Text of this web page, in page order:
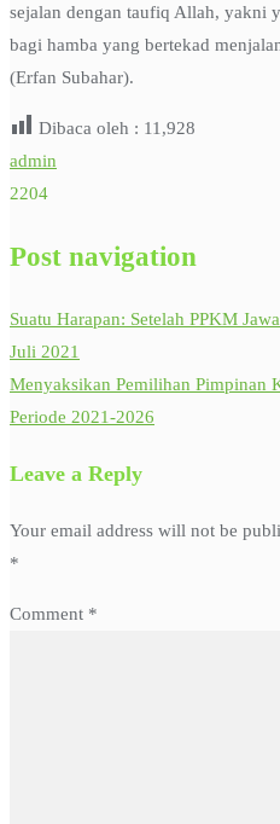
sejalan dengan taufiq Allah, yakni
bagi hamba yang bertekad
(Erfan Subahar).
Dibaca oleh : 11,928
admin
2204
Post navigation
Suatu Harapan: Setelah PPKM
Juli 2021
Menyaksikan Pemilihan Pimpinan
Periode 2021-2026
Leave a Reply
Your email address will not be
*
Comment *